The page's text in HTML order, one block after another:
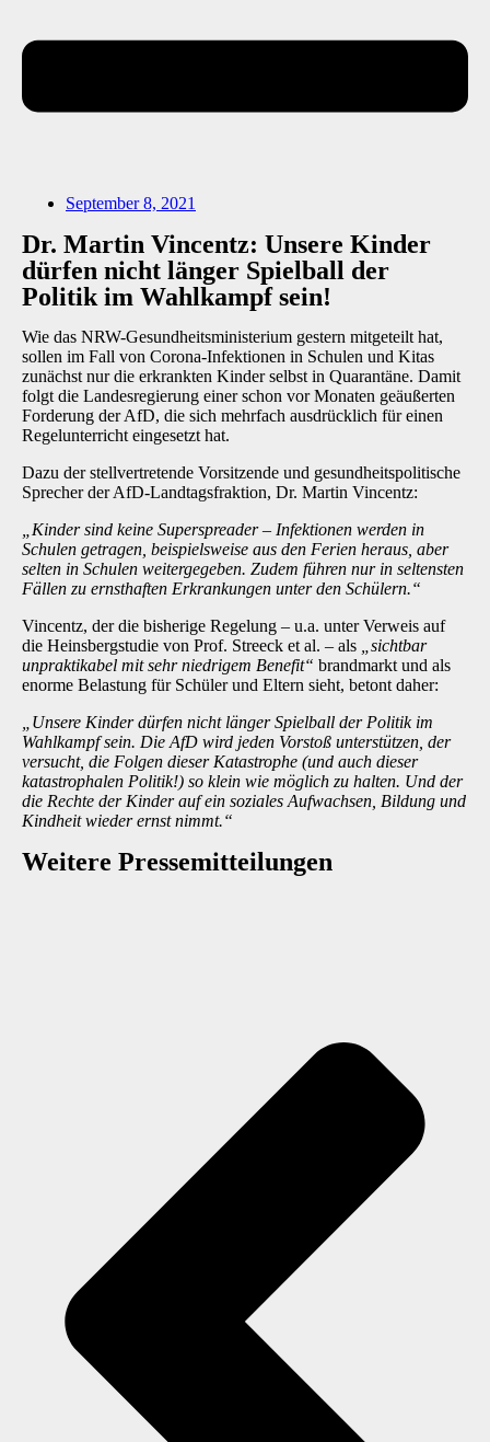
September 8, 2021
Dr. Martin Vincentz: Unsere Kinder
dürfen nicht länger Spielball der
Politik im Wahlkampf sein!
Wie das NRW-Gesundheitsministerium gestern mitgeteilt hat,
sollen im Fall von Corona-Infektionen in Schulen und Kitas
zunächst nur die erkrankten Kinder selbst in Quarantäne. Damit
folgt die Landesregierung einer schon vor Monaten geäußerten
Forderung der AfD, die sich mehrfach ausdrücklich für einen
Regelunterricht eingesetzt hat.
Dazu der stellvertretende Vorsitzende und gesundheitspolitische
Sprecher der AfD-Landtagsfraktion, Dr. Martin Vincentz:
„Kinder sind keine Superspreader – Infektionen werden in
Schulen getragen, beispielsweise aus den Ferien heraus, aber
selten in Schulen weitergegeben. Zudem führen nur in seltensten
Fällen zu ernsthaften Erkrankungen unter den Schülern.“
Vincentz, der die bisherige Regelung – u.a. unter Verweis auf
die Heinsbergstudie von Prof. Streeck et al. – als
„sichtbar
unpraktikabel mit sehr niedrigem Benefit“ brandmarkt und als
enorme Belastung für Schüler und Eltern sieht, betont daher:
„Unsere Kinder dürfen nicht länger Spielball der Politik im
Wahlkampf sein. Die AfD wird jeden Vorstoß unterstützen, der
versucht, die Folgen dieser Katastrophe (und auch dieser
katastrophalen Politik!) so klein wie möglich zu halten. Und der
die Rechte der Kinder auf ein soziales Aufwachsen, Bildung und
Kindheit wieder ernst nimmt.“
Weitere Presse­mitteilungen